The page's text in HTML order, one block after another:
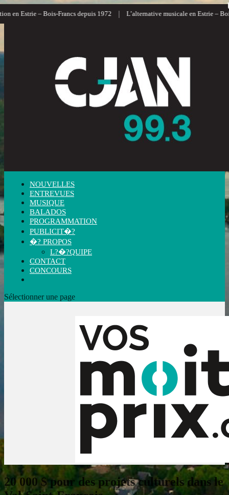
Estrie – Bois-Francs depuis 1972 | L’alternative musicale en Estrie – Bois-
NOUVELLES
ENTREVUES
MUSIQUE
BALADOS
PROGRAMMATION
PUBLICIT�?
�? PROPOS
L?�?QUIPE
CONTACT
CONCOURS
Sélectionner une page
20 000 $ pour des projets culturels dans le